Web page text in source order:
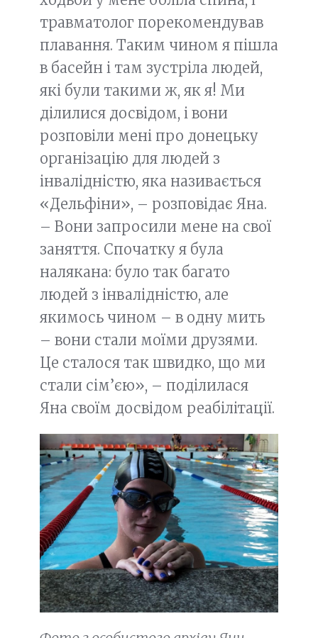
травматолог порекомендував
плавання. Таким чином я пішла
в басейн і там зустріла людей,
які були такими ж, як я! Ми
ділилися досвідом, і вони
розповіли мені про донецьку
організацію для людей з
інвалідністю, яка називається
«Дельфіни», – розповідає Яна.
– Вони запросили мене на свої
заняття. Спочатку я була
налякана: було так багато
людей з інвалідністю, але
якимось чином – в одну мить
– вони стали моїми друзями.
Це сталося так швидко, що ми
стали сім’єю», – поділилася
Яна своїм досвідом реабілітації.